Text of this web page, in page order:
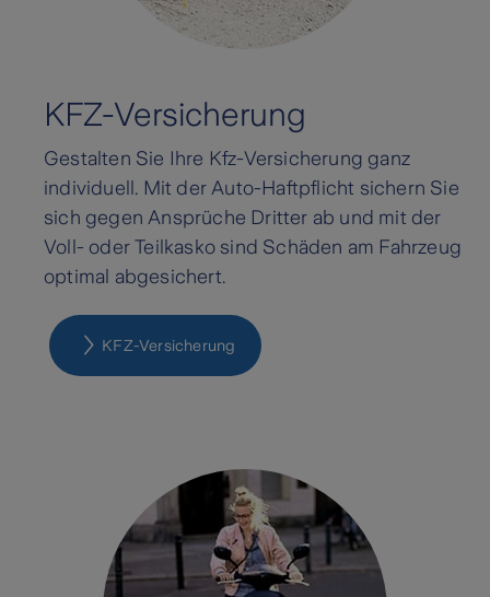
KFZ-Versicherung
Gestalten Sie Ihre Kfz-Versicherung ganz
individuell. Mit der Auto-Haftpflicht sichern Sie
sich gegen Ansprüche Dritter ab und mit der
Voll- oder Teilkasko sind Schäden am Fahrzeug
optimal abgesichert.
KFZ-Versicherung